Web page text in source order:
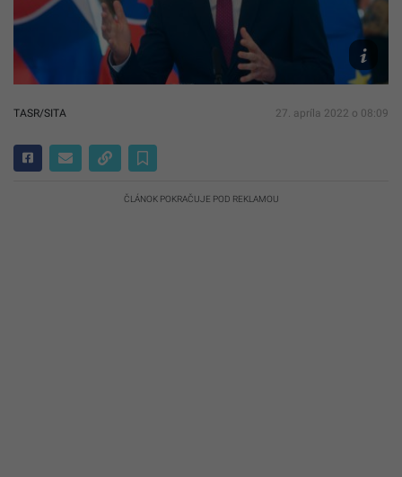
TASR/
TASR/SITA 27. apríla 2022 o 08:09
ČLÁNOK POKRAČUJE POD REKLAMOU